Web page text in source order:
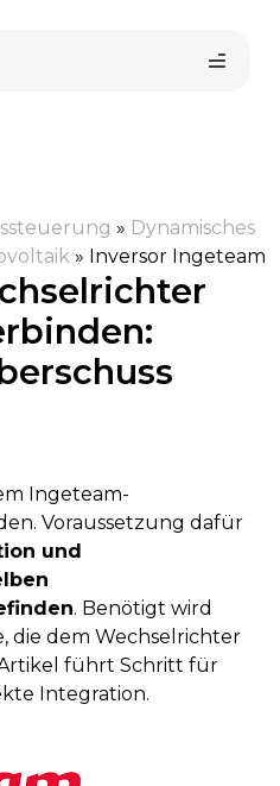
» Dynamisches
» Inversor Ingeteam
Ingeteam-
Voraussetzung dafür
und
. Benötigt wird
die dem Wechselrichter
Artikel führt Schritt für
Integration.